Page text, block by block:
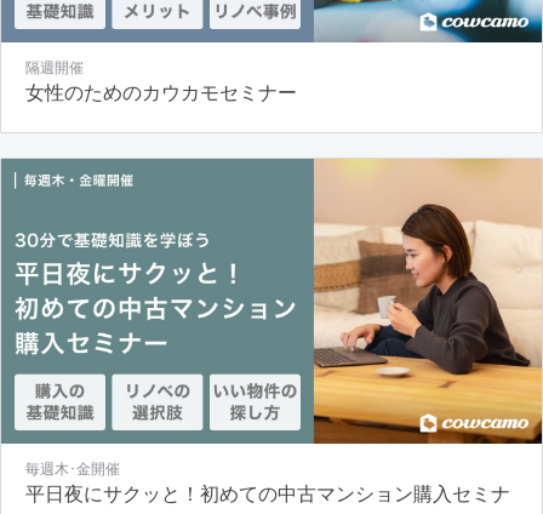
隔週開催
女性のためのカウカモセミナー
毎週木･金開催
平日夜にサクッと！初めての中古マンション購入セミナ